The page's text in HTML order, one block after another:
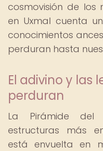
cosmovisión de los
en Uxmal cuenta
conocimientos
perduran hasta
El adivino y las
perduran
La Pirámide
estructuras más
está envuelta en